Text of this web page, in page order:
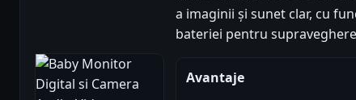
a imaginii și sunet clar, cu
bateriei pentru
Avantaje